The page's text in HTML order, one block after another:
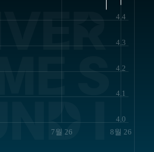
S
I
7월 26 8월 26
4.0
4.1
4.2
4.3
4.4